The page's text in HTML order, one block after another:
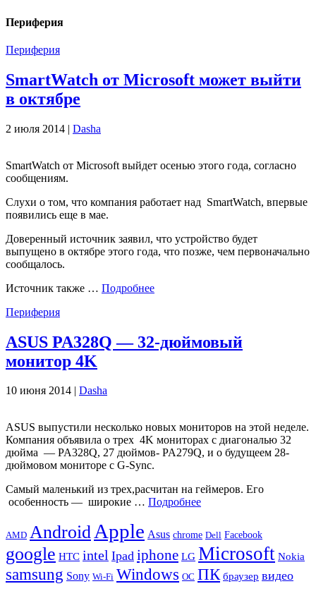
Периферия
Периферия
SmartWatch от Microsoft может выйти
в октябре
2 июля 2014 | Dasha
SmartWatch от Microsoft выйдет осенью этого года, согласно
сообщениям.
Слухи о том, что компания работает над SmartWatch, впервые
появились еще в мае.
Доверенный источник заявил, что устройство будет
выпущено в октябре этого года, что позже, чем первоначально
сообщалось.
Источник также … Подробнее
Периферия
ASUS PA328Q — 32-дюймовый
монитор 4K
10 июня 2014 | Dasha
ASUS выпустили несколько новых мониторов на этой неделе.
Компания объявила о трех 4K мониторах с диагональю 32
дюйма — PA328Q, 27 дюймов- PA279Q, и о будущеем 28-
дюймовом мониторе с G-Sync.
Самый маленький из трех,расчитан ​​на геймеров. Его
особенность — широкие … Подробнее
AMD AndroidApple Asus chrome Dell Facebook
google HTC intel Ipad iphone LG Microsoft Nokia
samsung Sony Wi-Fi Windows ОС ПК браузер видео